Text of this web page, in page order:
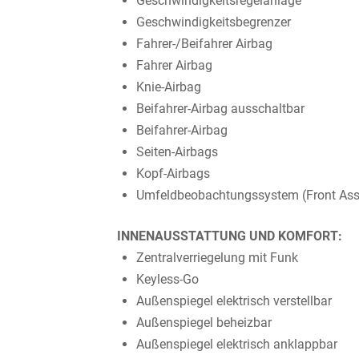
Geschwindigkeitsbegrenzer
Fahrer-/Beifahrer Airbag
Fahrer Airbag
Knie-Airbag
Beifahrer-Airbag ausschaltbar
Beifahrer-Airbag
Seiten-Airbags
Kopf-Airbags
Umfeldbeobachtungssystem (Front
INNENAUSSTATTUNG UND KOMFORT:
Zentralverriegelung mit Funk
Keyless-Go
Außenspiegel elektrisch verstellbar
Außenspiegel beheizbar
Außenspiegel elektrisch anklappbar